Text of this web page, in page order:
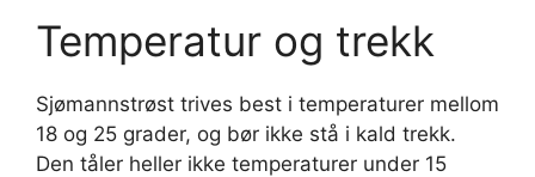
Temperatur og trekk
Sjømannstrøst trives best i temperaturer mellom
18 og 25 grader, og bør ikke stå i kald trekk.
Den tåler heller ikke temperaturer under 15